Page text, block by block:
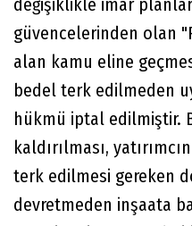
değişiklikle imar
güvencelerinden olan
alan kamu eline
bedel terk edilmeden
hükmü iptal edilmiştir.
kaldırılması,
terk edilmesi gereken
devretmeden inşaata